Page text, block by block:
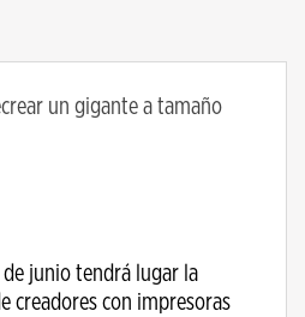
un gigante a tamaño
junio tendrá lugar la
creadores con impresoras